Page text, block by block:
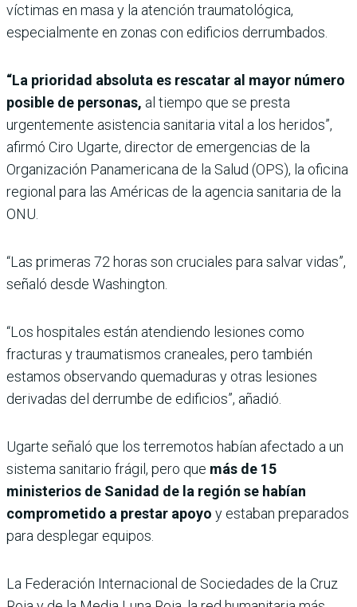
víctimas en masa y la atención traumatológica,
especialmente en zonas con edificios derrumbados.
“La prioridad absoluta es rescatar al mayor número
posible de personas, al tiempo que se presta
urgentemente asistencia sanitaria vital a los heridos”,
afirmó Ciro Ugarte, director de emergencias de la
Organización Panamericana de la Salud (OPS), la oficina
regional para las Américas de la agencia sanitaria de la
ONU.
“Las primeras 72 horas son cruciales para salvar vidas”,
señaló desde Washington.
“Los hospitales están atendiendo lesiones como
fracturas y traumatismos craneales, pero también
estamos observando quemaduras y otras lesiones
derivadas del derrumbe de edificios”, añadió.
Ugarte señaló que los terremotos habían afectado a un
sistema sanitario frágil, pero que más de 15
ministerios de Sanidad de la región se habían
comprometido a prestar apoyo y estaban preparados
para desplegar equipos.
La Federación Internacional de Sociedades de la Cruz